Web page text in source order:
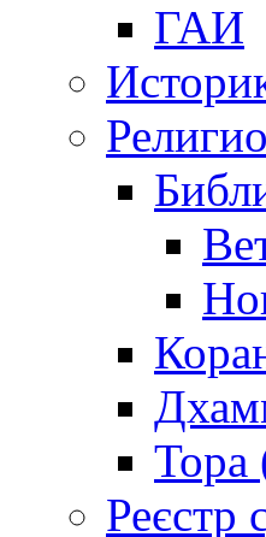
ГАИ
Тора
Реєстр